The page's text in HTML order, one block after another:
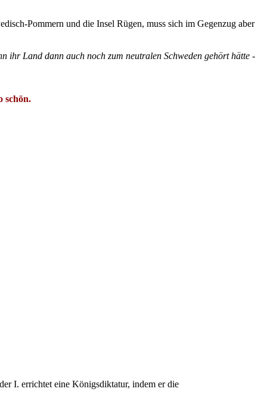
Pommern und die Insel Rügen, muss sich im Gegenzug aber
ihr Land dann auch noch zum neutralen Schweden gehört hätte -
schön.
I. errichtet eine Königsdiktatur, indem er die